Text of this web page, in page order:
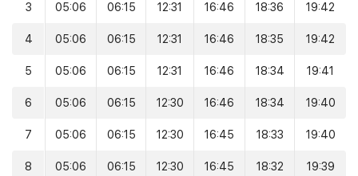
3 05:06 06:15 12:31 16:46 18:36 19:42
4 05:06 06:15 12:31 16:46 18:35 19:42
5 05:06 06:15 12:31 16:46 18:34 19:41
6 05:06 06:15 12:30 16:46 18:34 19:40
7 05:06 06:15 12:30 16:45 18:33 19:40
8 05:06 06:15 12:30 16:45 18:32 19:39